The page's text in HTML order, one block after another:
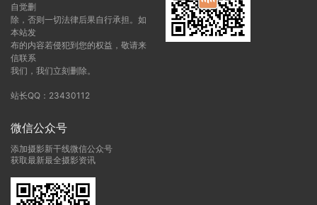
自觉删
除，否则一切法律后果自行承担。如
本站发
布的内容若侵犯到您的权益，敬请来
信联系
我们，我们立刻删除。
站长QQ：23430112
微信公众号
添加摄影新干线微信公众号
获取最新最全摄影资讯